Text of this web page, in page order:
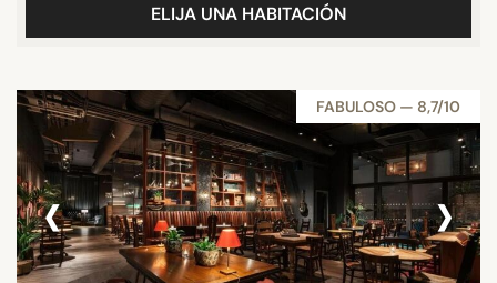
ELIJA UNA HABITACIÓN
FABULOSO — 8,7/10
‹ ›